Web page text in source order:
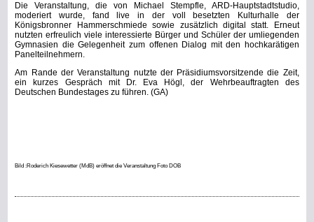
Die Veranstaltung, die von Michael Stempfle, ARD-Hauptstadtstudio,
moderiert wurde, fand live in der voll besetzten Kulturhalle der
Königsbronner Hammerschmiede sowie zusätzlich digital statt. Erneut
nutzten erfreulich viele interessierte Bürger und Schüler der umliegenden
Gymnasien die Gelegenheit zum offenen Dialog mit den hochkarätigen
Panelteilnehmern.
Am Rande der Veranstaltung nutzte der Präsidiumsvorsitzende die Zeit,
ein kurzes Gespräch mit Dr. Eva Högl, der Wehrbeauftragten des
Deutschen Bundestages zu führen. (GA)
Bild :Roderich Kiesewetter (MdB) eröffnet die Veranstaltung Foto DOB